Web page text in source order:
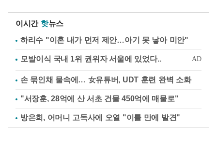
이시간 핫뉴스
하리수 "이혼 내가 먼저 제안…아기 못 낳아 미안"
손 묶인채 물속에… 女유튜버, UDT 훈련 완벽 소화
"서장훈, 28억에 산 서초 건물 450억에 매물로"
방은희, 어머니 고독사에 오열 "이틀 만에 발견"